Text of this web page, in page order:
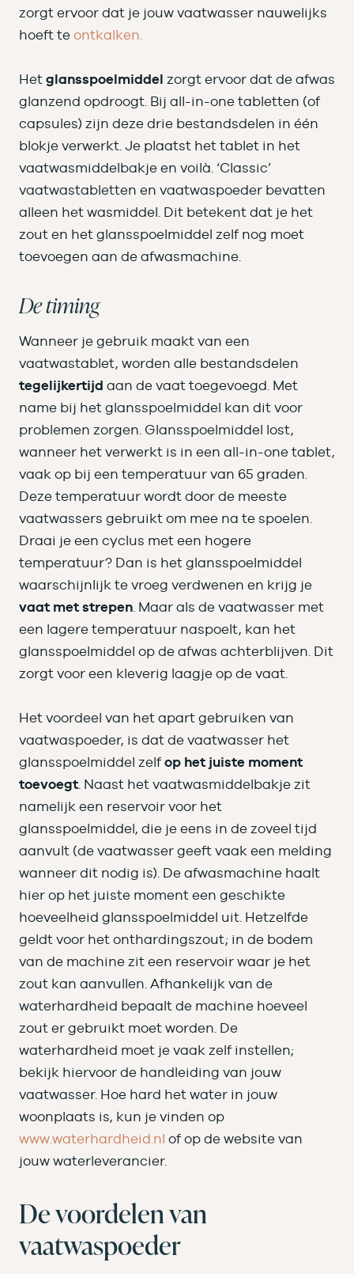
zorgt ervoor dat je jouw vaatwasser nauwelijks
hoeft te ontkalken.
Het glansspoelmiddel zorgt ervoor dat de afwas
glanzend opdroogt. Bij all-in-one tabletten (of
capsules) zijn deze drie bestandsdelen in één
blokje verwerkt. Je plaatst het tablet in het
vaatwasmiddelbakje en voilà. ‘Classic’
vaatwastabletten en vaatwaspoeder bevatten
alleen het wasmiddel. Dit betekent dat je het
zout en het glansspoelmiddel zelf nog moet
toevoegen aan de afwasmachine.
De timing
Wanneer je gebruik maakt van een
vaatwastablet, worden alle bestandsdelen
tegelijkertijd aan de vaat toegevoegd. Met
name bij het glansspoelmiddel kan dit voor
problemen zorgen. Glansspoelmiddel lost,
wanneer het verwerkt is in een all-in-one tablet,
vaak op bij een temperatuur van 65 graden.
Deze temperatuur wordt door de meeste
vaatwassers gebruikt om mee na te spoelen.
Draai je een cyclus met een hogere
temperatuur? Dan is het glansspoelmiddel
waarschijnlijk te vroeg verdwenen en krijg je
vaat met strepen . Maar als de vaatwasser met
een lagere temperatuur naspoelt, kan het
glansspoelmiddel op de afwas achterblijven. Dit
zorgt voor een kleverig laagje op de vaat.
Het voordeel van het apart gebruiken van
vaatwaspoeder, is dat de vaatwasser het
glansspoelmiddel zelfop het juiste moment
toevoegt . Naast het vaatwasmiddelbakje zit
namelijk een reservoir voor het
glansspoelmiddel, die je eens in de zoveel tijd
aanvult (de vaatwasser geeft vaak een melding
wanneer dit nodig is). De afwasmachine haalt
hier op het juiste moment een geschikte
hoeveelheid glansspoelmiddel uit. Hetzelfde
geldt voor het onthardingszout; in de bodem
van de machine zit een reservoir waar je het
zout kan aanvullen. Afhankelijk van de
waterhardheid bepaalt de machine hoeveel
zout er gebruikt moet worden. De
waterhardheid moet je vaak zelf instellen;
bekijk hiervoor de handleiding van jouw
vaatwasser. Hoe hard het water in jouw
woonplaats is, kun je vinden op
www.waterhardheid.nl of op de website van
jouw waterleverancier.
De voordelen van
vaatwaspoeder